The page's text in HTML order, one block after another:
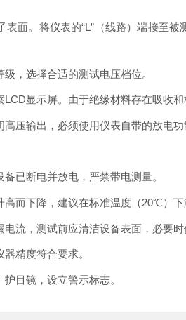
表面。将仪表的“L”（线路）端接至
，选择合适的测试电压档位。
LCD显示屏。由于绝缘材料存在吸收
压输出，必须使用仪表自带的放电
已断电并放电，严禁带电测量。
而下降，建议在标准温度（20℃）下
流，测试前应清洁设备表面，必要时
精度符合要求。
目镜，设立警示标志。